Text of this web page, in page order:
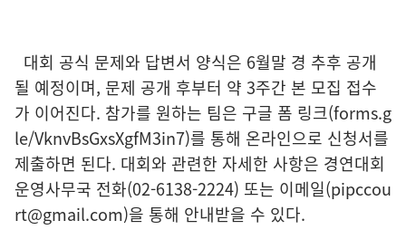
대회 공식 문제와 답변서 양식은 6월말 경 추후 공개
될 예정이며, 문제 공개 후부터 약 3주간 본 모집 접수
가 이어진다. 참가를 원하는 팀은 구글 폼 링크(forms.g
le/VknvBsGxsXgfM3in7)를 통해 온라인으로 신청서를
제출하면 된다. 대회와 관련한 자세한 사항은 경연대회
운영사무국 전화(02-6138-2224) 또는 이메일(pipccou
rt@gmail.com)을 통해 안내받을 수 있다.